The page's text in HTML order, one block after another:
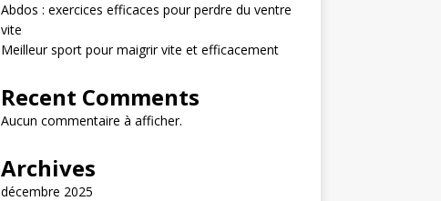
Abdos : exercices efficaces pour perdre du ventre
vite
Meilleur sport pour maigrir vite et efficacement
Recent Comments
Aucun commentaire à afficher.
Archives
décembre 2025